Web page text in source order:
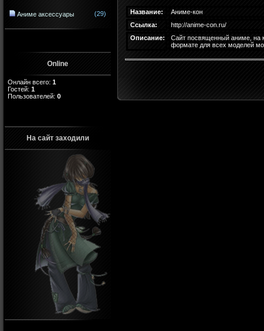
Аниме аксессуары (29)
Online
Онлайн всего: 1
Гостей: 1
Пользователей: 0
На сайт заходили
Название:
Аниме-кон
Ссылка:
http://anime-con.ru/
Описание:
Сайт посвященный аниме, на
формате для всех моделей